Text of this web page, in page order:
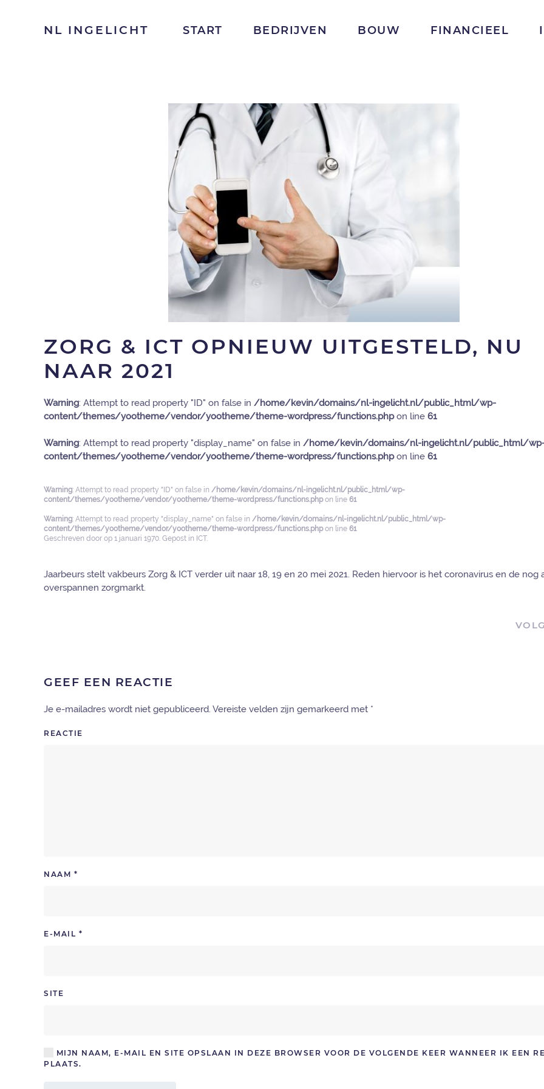
NL INGELICHT START BEDRIJVEN BOUW FINANCIEEL
ZORG & ICT OPNIEUW UITGESTELD, NU
NAAR 2021
Warning: Attempt to read property "ID" on false in /home/kevin/domains/nl-ingelicht.nl/public_html/wp-
content/themes/yootheme/vendor/yootheme/theme-wordpress/functions.phpon line 61
Warning: Attempt to read property "display_name" on false in /home/kevin/domains/nl-ingelicht.nl/public_html/
content/themes/yootheme/vendor/yootheme/theme-wordpress/functions.phpon line 61
Warning: Attempt to read property "ID" on false in /home/kevin/domains/nl-ingelicht.nl/public_html/wp-
content/themes/yootheme/vendor/yootheme/theme-wordpress/functions.phpon line 61
Warning: Attempt to read property "display_name" on false in /home/kevin/domains/nl-ingelicht.nl/public_html/wp-
content/themes/yootheme/vendor/yootheme/theme-wordpress/functions.phpon line 61
Geschreven door op 1 januari 1970. Gepost in ICT.
Jaarbeurs stelt vakbeurs Zorg & ICT verder uit naar 18, 19 en 20 mei 2021. Reden hiervoor is het coronavirus en de nog
overspannen zorgmarkt.
GEEF EEN REACTIE
Je e-mailadres wordt niet gepubliceerd. Vereiste velden zijn gemarkeerd met *
REACTIE
NAAM *
E-MAIL *
SITE
MIJN NAAM, E-MAIL EN SITE OPSLAAN IN DEZE BROWSER VOOR DE VOLGENDE KEER WANNEER IK EEN
PLAATS.